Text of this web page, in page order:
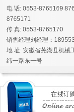
电 话: 0553-8765169
8765171
传 真: 0553-8765170
销售经理刘经理：
地 址: 安徽省芜湖县机械
纬一路东一号